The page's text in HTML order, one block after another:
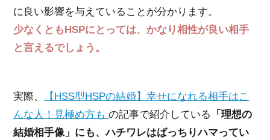
に良い影響を与えていることが分かります。
少なくともHSPにとっては、かなり相性が良い相手
と言えるでしょう。
実際、
【HSS型HSPの結婚】幸せになれる相手はこ
んな人！見極め方もの記事で紹介している
「理想の
結婚相手像」にも、ハチワレはばっちりハマってい